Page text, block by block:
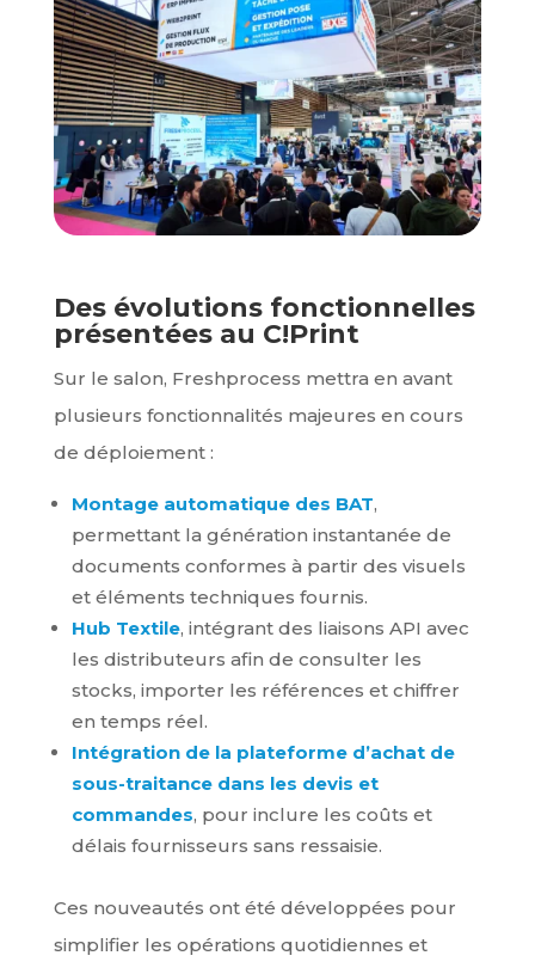
Des évolutions fonctionnelles
présentées au C!Print
Sur le salon, Freshprocess mettra en avant
plusieurs fonctionnalités majeures en cours
de déploiement :
Montage automatique des BAT,
permettant la génération instantanée de
documents conformes à partir des visuels
et éléments techniques fournis.
Hub Textile, intégrant des liaisons API avec
les distributeurs afin de consulter les
stocks, importer les références et chiffrer
en temps réel.
Intégration de la plateforme d’achat de
sous-traitance dans les devis et
commandes, pour inclure les coûts et
délais fournisseurs sans ressaisie.
Ces nouveautés ont été développées pour
simplifier les opérations quotidiennes et